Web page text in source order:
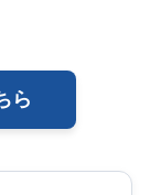
ら